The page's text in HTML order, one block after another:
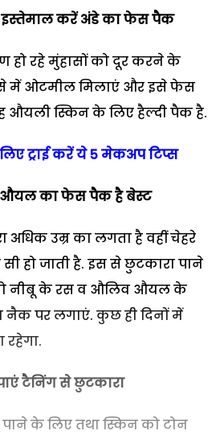
करें अंडे का फेस पैक
रहे मुंहासों को दूर करने के
में ओटमील मिलाएं और इसे फेस
औयली स्किन के लिए हैल्दी पैक है.
लिए ट्राई करें ये 5 मेकअप टिप्स
का फेस पैक है बेस्ट
अधिक उम्र का लगता है वहीं चेहरे
हो जाती है. इस से छुटकारा पाने
नीबू के रस व औलिव औयल के
पर लगाएं. कुछ ही दिनों में
रहेगा.
टैनिंग से छुटकारा
के लिए तथा स्किन को टोन